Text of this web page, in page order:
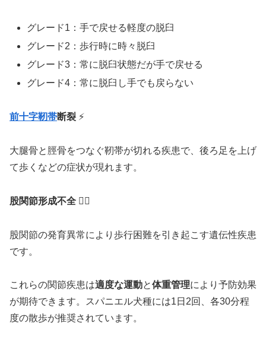
グレード1：手で戻せる軽度の脱臼
グレード2：歩行時に時々脱臼
グレード3：常に脱臼状態だが手で戻せる
グレード4：常に脱臼し手でも戻らない
前十字靭帯断裂 ⚡
大腿骨と脛骨をつなぐ靭帯が切れる疾患で、後ろ足を上げ
て歩くなどの症状が現れます。
股関節形成不全 🏃‍♂️
股関節の発育異常により歩行困難を引き起こす遺伝性疾患
です。
これらの関節疾患は適度な運動と体重管理により予防効果
が期待できます。スパニエル犬種には1日2回、各30分程
度の散歩が推奨されています。